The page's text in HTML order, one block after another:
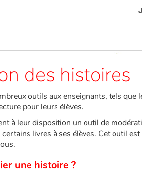
des histoires
outils aux enseignants, tels que
pour leurs élèves.
à leur disposition un outil de
livres à ses élèves. Cet outil
une histoire ?